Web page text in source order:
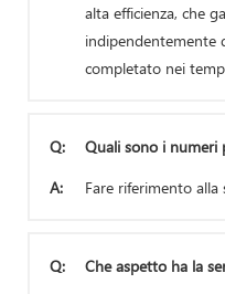
alta efficienza, che
indipendentemente
completato nei
Q:
Quali sono i numeri
A:
Fare riferimento alla
Q:
Che aspetto ha la